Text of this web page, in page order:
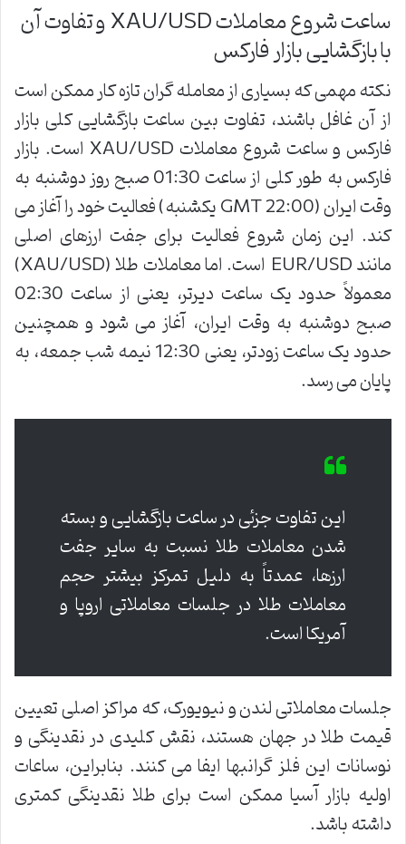
ساعت شروع معاملات XAU/USD و تفاوت آن
با بازگشایی بازار فارکس
نکته مهمی که بسیاری از معامله گران تازه کار ممکن است
از آن غافل باشند، تفاوت بین ساعت بازگشایی کلی بازار
فارکس و ساعت شروع معاملات XAU/USD است. بازار
فارکس به طور کلی از ساعت 01:30 صبح روز دوشنبه به
وقت ایران (22:00 GMT یکشنبه) فعالیت خود را آغاز می
کند. این زمان شروع فعالیت برای جفت ارزهای اصلی
مانند EUR/USD است. اما معاملات طلا (XAU/USD)
معمولاً حدود یک ساعت دیرتر، یعنی از ساعت 02:30
صبح دوشنبه به وقت ایران، آغاز می شود و همچنین
حدود یک ساعت زودتر، یعنی 12:30 نیمه شب جمعه، به
پایان می رسد.
این تفاوت جزئی در ساعت بازگشایی و بسته
شدن معاملات طلا نسبت به سایر جفت
ارزها، عمدتاً به دلیل تمرکز بیشتر حجم
معاملات طلا در جلسات معاملاتی اروپا و
آمریکا است.
جلسات معاملاتی لندن و نیویورک، که مراکز اصلی تعیین
قیمت طلا در جهان هستند، نقش کلیدی در نقدینگی و
نوسانات این فلز گرانبها ایفا می کنند. بنابراین، ساعات
اولیه بازار آسیا ممکن است برای طلا نقدینگی کمتری
داشته باشد.